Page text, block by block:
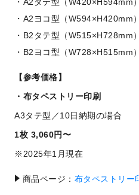
A2ヨコ型（W594×H420mm）
B2タテ型（W515×H728mm）
B2ヨコ型（W728×H515mm）
【参考価格】
布タペストリー印刷
A3タテ型／10日納期の場合
1枚 3,060円〜
2025年1月現在
商品ページ： 布タペストリー